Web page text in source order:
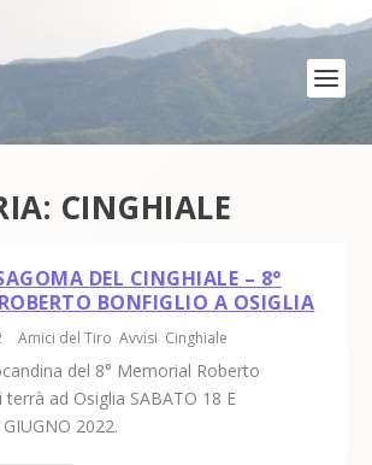
CINGHIALE
DEL CINGHIALE – 8°
BONFIGLIO A OSIGLIA
|Amici del Tiro ,Avvisi Cinghiale
del 8° Memorial Roberto
ad Osiglia SABATO 18 E
2022.